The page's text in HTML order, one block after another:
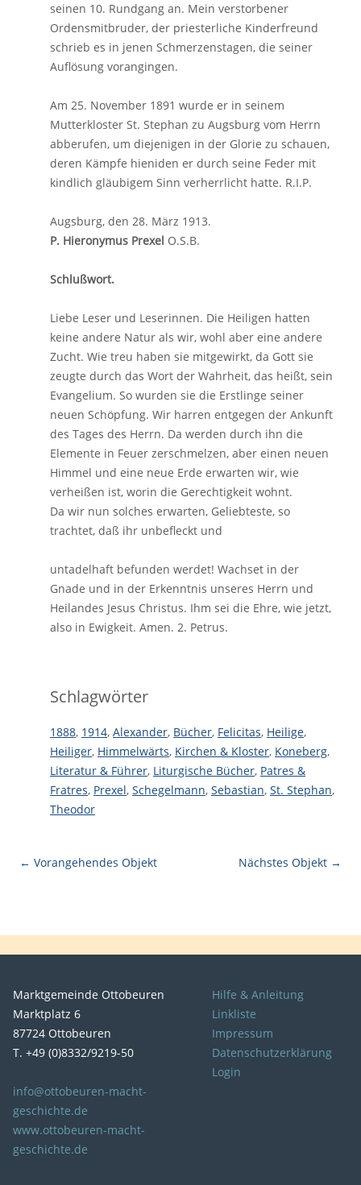
seinen 10. Rundgang an. Mein verstorbener
Ordensmitbruder, der priesterliche Kinderfreund
schrieb es in jenen Schmerzenstagen, die seiner
Auflösung vorangingen.
Am 25. November 1891 wurde er in seinem
Mutterkloster St. Stephan zu Augsburg vom Herrn
abberufen, um diejenigen in der Glorie zu schauen,
deren Kämpfe hieniden er durch seine Feder mit
kindlich gläubigem Sinn verherrlicht hatte. R.I.P.
Augsburg, den 28. März 1913.
P. Hieronymus Prexel O.S.B.
Schlußwort.
Liebe Leser und Leserinnen. Die Heiligen hatten
keine andere Natur als wir, wohl aber eine andere
Zucht. Wie treu haben sie mitgewirkt, da Gott sie
zeugte durch das Wort der Wahrheit, das heißt, sein
Evangelium. So wurden sie die Erstlinge seiner
neuen Schöpfung. Wir harren entgegen der Ankunft
des Tages des Herrn. Da werden durch ihn die
Elemente in Feuer zerschmelzen, aber einen neuen
Himmel und eine neue Erde erwarten wir, wie
verheißen ist, worin die Gerechtigkeit wohnt.
Da wir nun solches erwarten, Geliebteste, so
trachtet, daß ihr unbefleckt und
untadelhaft befunden werdet! Wachset in der
Gnade und in der Erkenntnis unseres Herrn und
Heilandes Jesus Christus. Ihm sei die Ehre, wie jetzt,
also in Ewigkeit. Amen. 2. Petrus.
Schlagwörter
1888, 1914, Alexander, Bücher, Felicitas, Heilige,
Heiliger, Himmelwärts, Kirchen & Kloster, Koneberg,
Literatur & Führer, Liturgische Bücher, Patres &
Fratres, Prexel, Schegelmann, Sebastian, St. Stephan,
Theodor
← Vorangehendes Objekt Nächstes Objekt →
Marktgemeinde Ottobeuren
Marktplatz 6
87724 Ottobeuren
T. +49 (0)8332/9219-50
info@ottobeuren-macht-
geschichte.de
www.ottobeuren-macht-
geschichte.de
Hilfe & Anleitung
Linkliste
Impressum
Datenschutzerklärung
Login